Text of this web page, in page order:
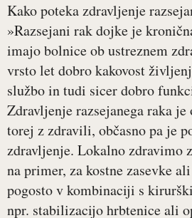
Kako poteka zdravljenje
»Razsejani rak dojke je
imajo bolnice ob ustreznem
vrsto let dobro kakovost
službo in tudi sicer dobro
Zdravljenje razsejanega raka
torej z zdravili, občasno pa je
zdravljenje. Lokalno zdravimo
na primer, za kostne zasevke
pogosto v kombinaciji s
npr. stabilizacijo hrbtenice ali